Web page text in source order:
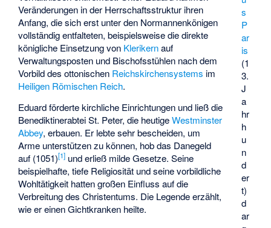
s
P
ar
is
(1
3.
J
a
hr
h
u
n
d
er
t)
d
ar
Veränderungen in der Herrschaftsstruktur ihren
Anfang, die sich erst unter den Normannenkönigen
vollständig entfalteten, beispielsweise die direkte
königliche Einsetzung von Klerikernauf
Verwaltungsposten und Bischofsstühlen nach dem
Vorbild des ottonischen Reichskirchensystems im
Heiligen Römischen Reich.
Eduard förderte kirchliche Einrichtungen und ließ die
Benediktinerabtei St. Peter, die heutigeWestminster
Abbey, erbauen. Er lebte sehr bescheiden, um
Arme unterstützen zu können, hob das Danegeld
auf (1051)[1] und erließ milde Gesetze. Seine
beispielhafte, tiefe Religiosität und seine vorbildliche
Wohltätigkeit hatten großen Einfluss auf die
Verbreitung des Christentums. Die Legende erzählt,
wie er einen Gichtkranken heilte.